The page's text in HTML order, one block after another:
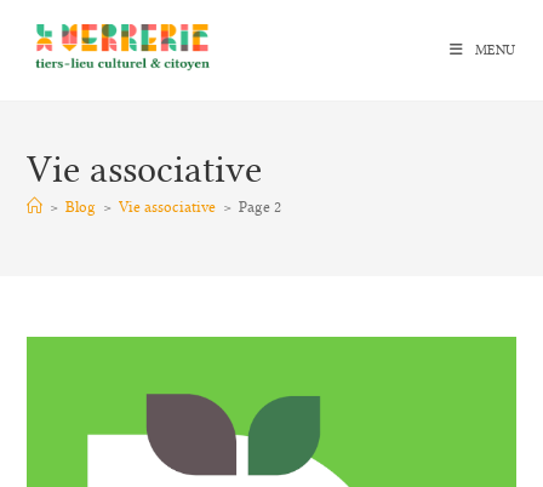
content
MENU
Vie associative
> Blog > Vie associative > Page 2